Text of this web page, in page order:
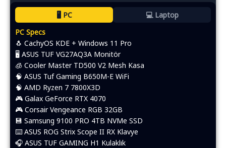
🖥️ PC
💻 Laptop
PC Specs
🐧 CachyOS KDE + Windows 11 Pro
🖥️ ASUS TUF VG27AQ3A Monitör
🧊 Cooler Master TD500 V2 Mesh Kasa
🧠 ASUS Tuf Gaming B650M-E WiFi
🧠 AMD Ryzen 7 7800X3D
🎮 Galax GeForce RTX 4070
🎮 Corsair Vengeance RGB 32GB
💾 Samsung 9100 PRO 4TB NVMe SSD
⌨️​ ASUS ROG Strix Scope II RX Klavye
🎧 ASUS TUF GAMING H1 Kulaklık